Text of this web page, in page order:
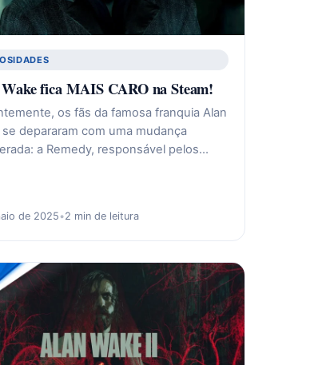
fica MAIS CARO na Steam!
os fãs da famosa franquia Alan
se depararam com uma mudança
a Remedy, responsável pelos…
de 2025•2 min de leitura